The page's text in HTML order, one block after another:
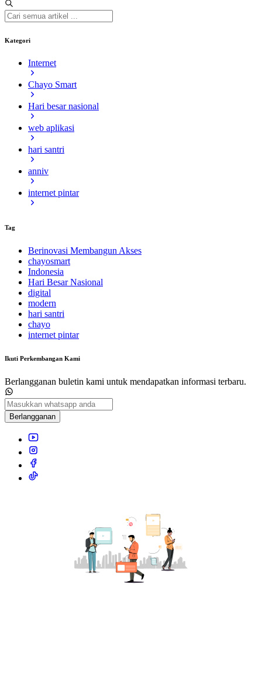
Kategori
Internet
Chayo Smart
Hari besar nasional
web aplikasi
hari santri
anniv
internet pintar
Tag
Berinovasi Membangun Akses
chayosmart
Indonesia
Hari Besar Nasional
digital
modern
hari santri
chayo
internet pintar
Ikuti Perkembangan Kami
Berlangganan buletin kami untuk mendapatkan informasi terbaru.
Berlangganan